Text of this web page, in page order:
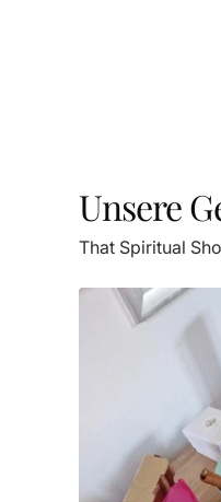
Unsere
That Spiritual